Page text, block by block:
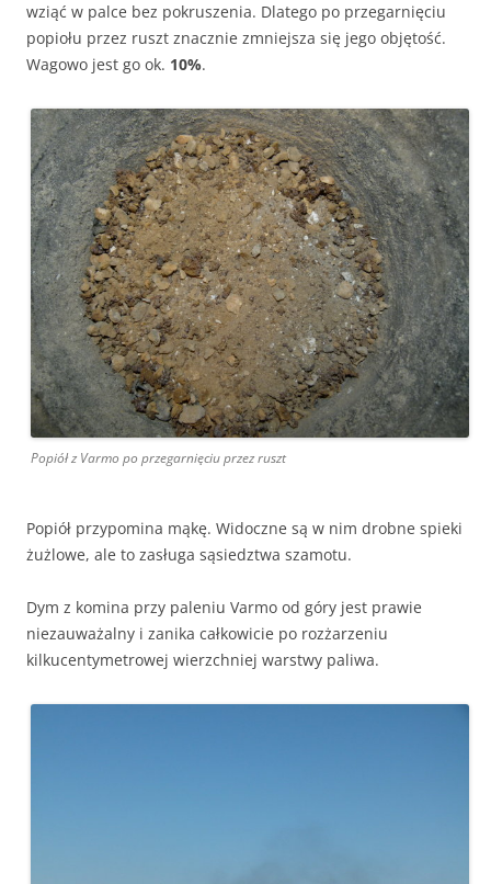
wziąć w palce bez pokruszenia. Dlatego po przegarnięciu
popiołu przez ruszt znacznie zmniejsza się jego objętość.
Wagowo jest go ok. 10%.
Popiół z Varmo po przegarnięciu przez ruszt
Popiół przypomina mąkę. Widoczne są w nim drobne spieki
żużlowe, ale to zasługa sąsiedztwa szamotu.
Dym z komina przy paleniu Varmo od góry jest prawie
niezauważalny i zanika całkowicie po rozżarzeniu
kilkucentymetrowej wierzchniej warstwy paliwa.